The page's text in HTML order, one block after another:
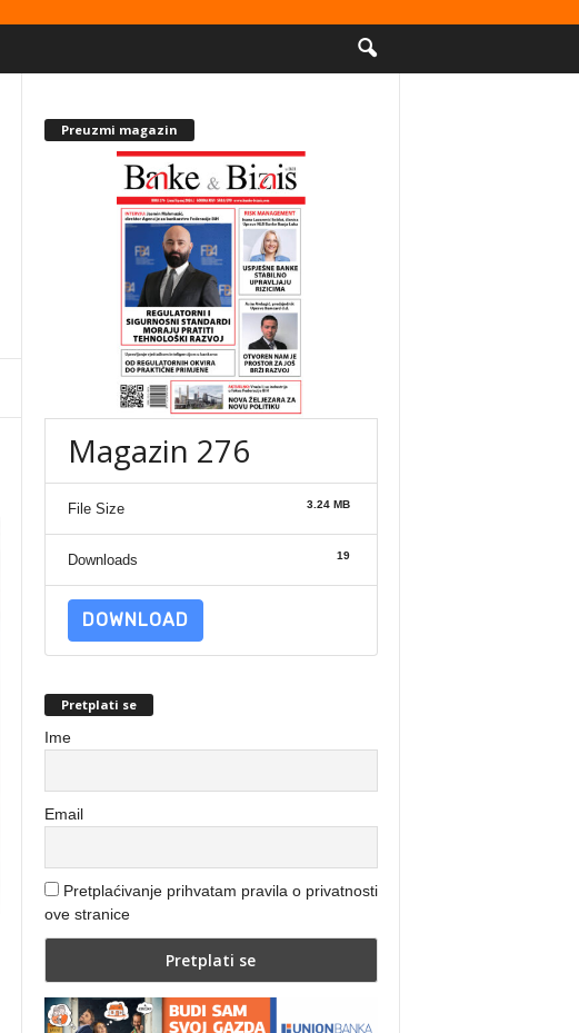
Preuzmi magazin
Magazin 276
File Size 3.24 MB
Downloads 19
DOWNLOAD
Pretplati se
Ime
Email
Pretplaćivanje prihvatam pravila o privatnosti
ove stranice